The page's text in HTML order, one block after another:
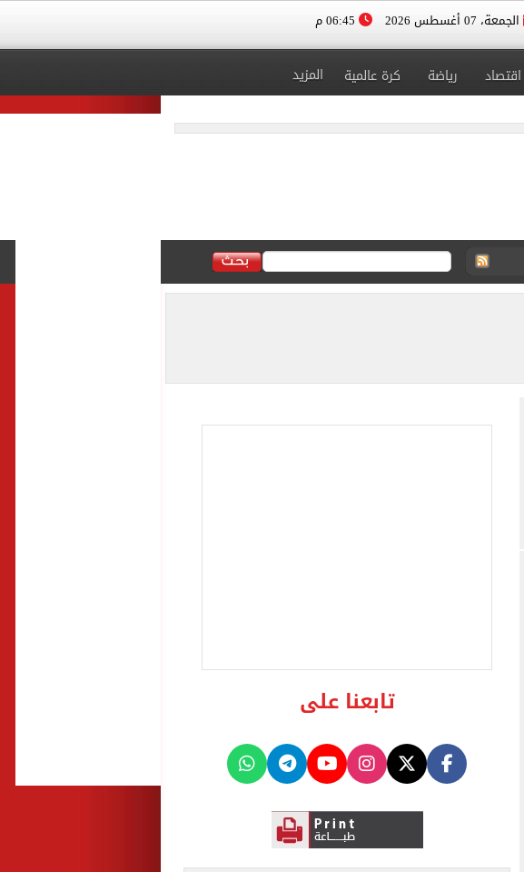
الجمعة، 07 أغسطس 2026
اقتصاد رياضة كرة عالمية المزيد
تابعنا على